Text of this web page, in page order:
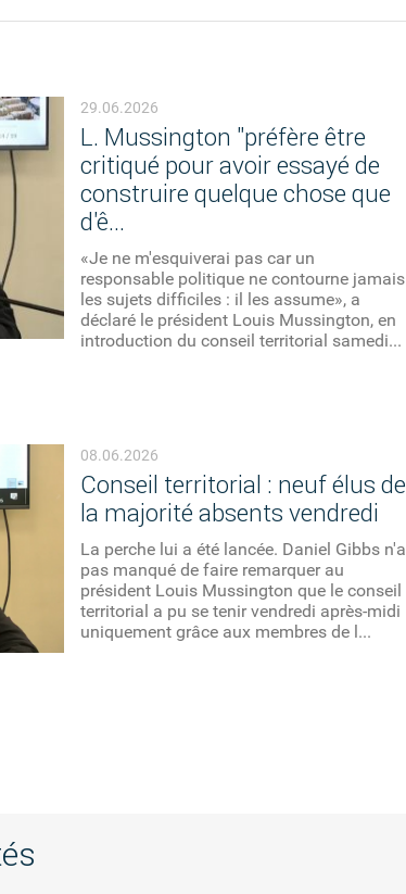
29.06.2026
L. Mussington "préfère être
critiqué pour avoir essayé de
construire quelque chose que
d'ê...
«Je ne m'esquiverai pas car un
responsable politique ne contourne jamais
les sujets difficiles : il les assume», a
déclaré le président Louis Mussington, en
introduction du conseil territorial samedi...
08.06.2026
Conseil territorial : neuf élus de
la majorité absents vendredi
La perche lui a été lancée. Daniel Gibbs n'a
pas manqué de faire remarquer au
président Louis Mussington que le conseil
territorial a pu se tenir vendredi après-midi
uniquement grâce aux membres de l...